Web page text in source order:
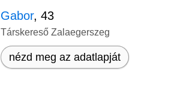
Gabor, 43
Társkereső Zalaegerszeg
nézd meg az adatlapját